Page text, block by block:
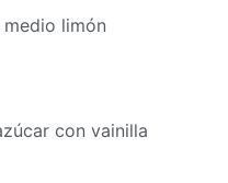
limón
con vainilla